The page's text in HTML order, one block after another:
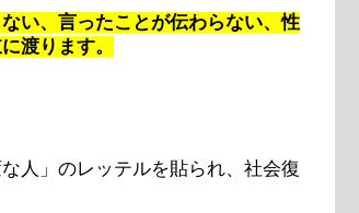
い、言ったことが伝わらない、性
渡ります。
人」のレッテルを貼られ、社会復